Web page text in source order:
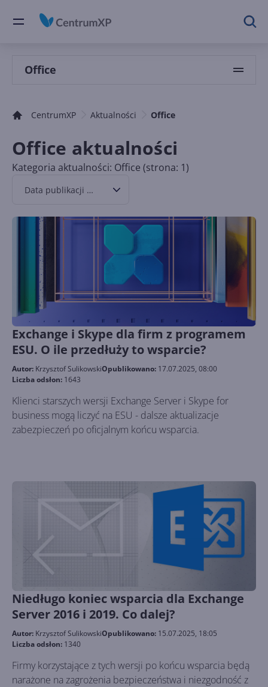
Office
CentrumXP Aktualności Office
Office aktualności
Kategoria aktualności: Office (strona: 1)
Data publikacji malejąco
Exchange i Skype dla firm z programem
ESU. O ile przedłuży to wsparcie?
Autor: Krzysztof SulikowskiOpublikowano: 17.07.2025, 08:00
Liczba odsłon: 1643
Klienci starszych wersji Exchange Server i Skype for
business mogą liczyć na ESU - dalsze aktualizacje
zabezpieczeń po oficjalnym końcu wsparcia.
Niedługo koniec wsparcia dla Exchange
Server 2016 i 2019. Co dalej?
Autor: Krzysztof SulikowskiOpublikowano: 15.07.2025, 18:05
Liczba odsłon: 1340
Firmy korzystające z tych wersji po końcu wsparcia będą
narażone na zagrożenia bezpieczeństwa i niezgodność z